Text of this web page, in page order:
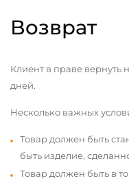
Возврат
Клиент в праве вернуть
дней.
Несколько важных
Товар должен быть
быть изделие,
Товар должен быть в